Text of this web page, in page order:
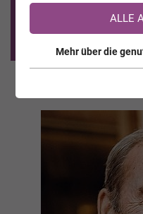
Sie sind noch nicht
>> zur
ALLE
Mehr über die